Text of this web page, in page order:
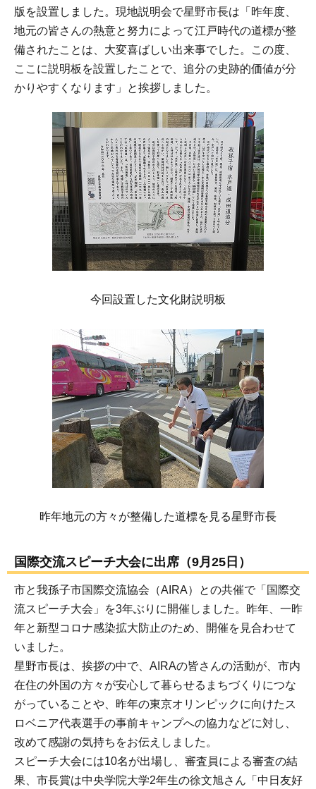
版を設置しました。現地説明会で星野市長は「昨年度、
地元の皆さんの熱意と努力によって江戸時代の道標が整
備されたことは、大変喜ばしい出来事でした。この度、
ここに説明板を設置したことで、追分の史跡的価値が分
かりやすくなります」と挨拶しました。
今回設置した文化財説明板
昨年地元の方々が整備した道標を見る星野市長
国際交流スピーチ大会に出席（9月25日）
市と我孫子市国際交流協会（AIRA）との共催で「国際交
流スピーチ大会」を3年ぶりに開催しました。昨年、一昨
年と新型コロナ感染拡大防止のため、開催を見合わせて
いました。
星野市長は、挨拶の中で、AIRAの皆さんの活動が、市内
在住の外国の方々が安心して暮らせるまちづくりにつな
がっていることや、昨年の東京オリンピックに向けたス
ロベニア代表選手の事前キャンプへの協力などに対し、
改めて感謝の気持ちをお伝えしました。
スピーチ大会には10名が出場し、審査員による審査の結
果、市長賞は中央学院大学2年生の徐文旭さん「中日友好